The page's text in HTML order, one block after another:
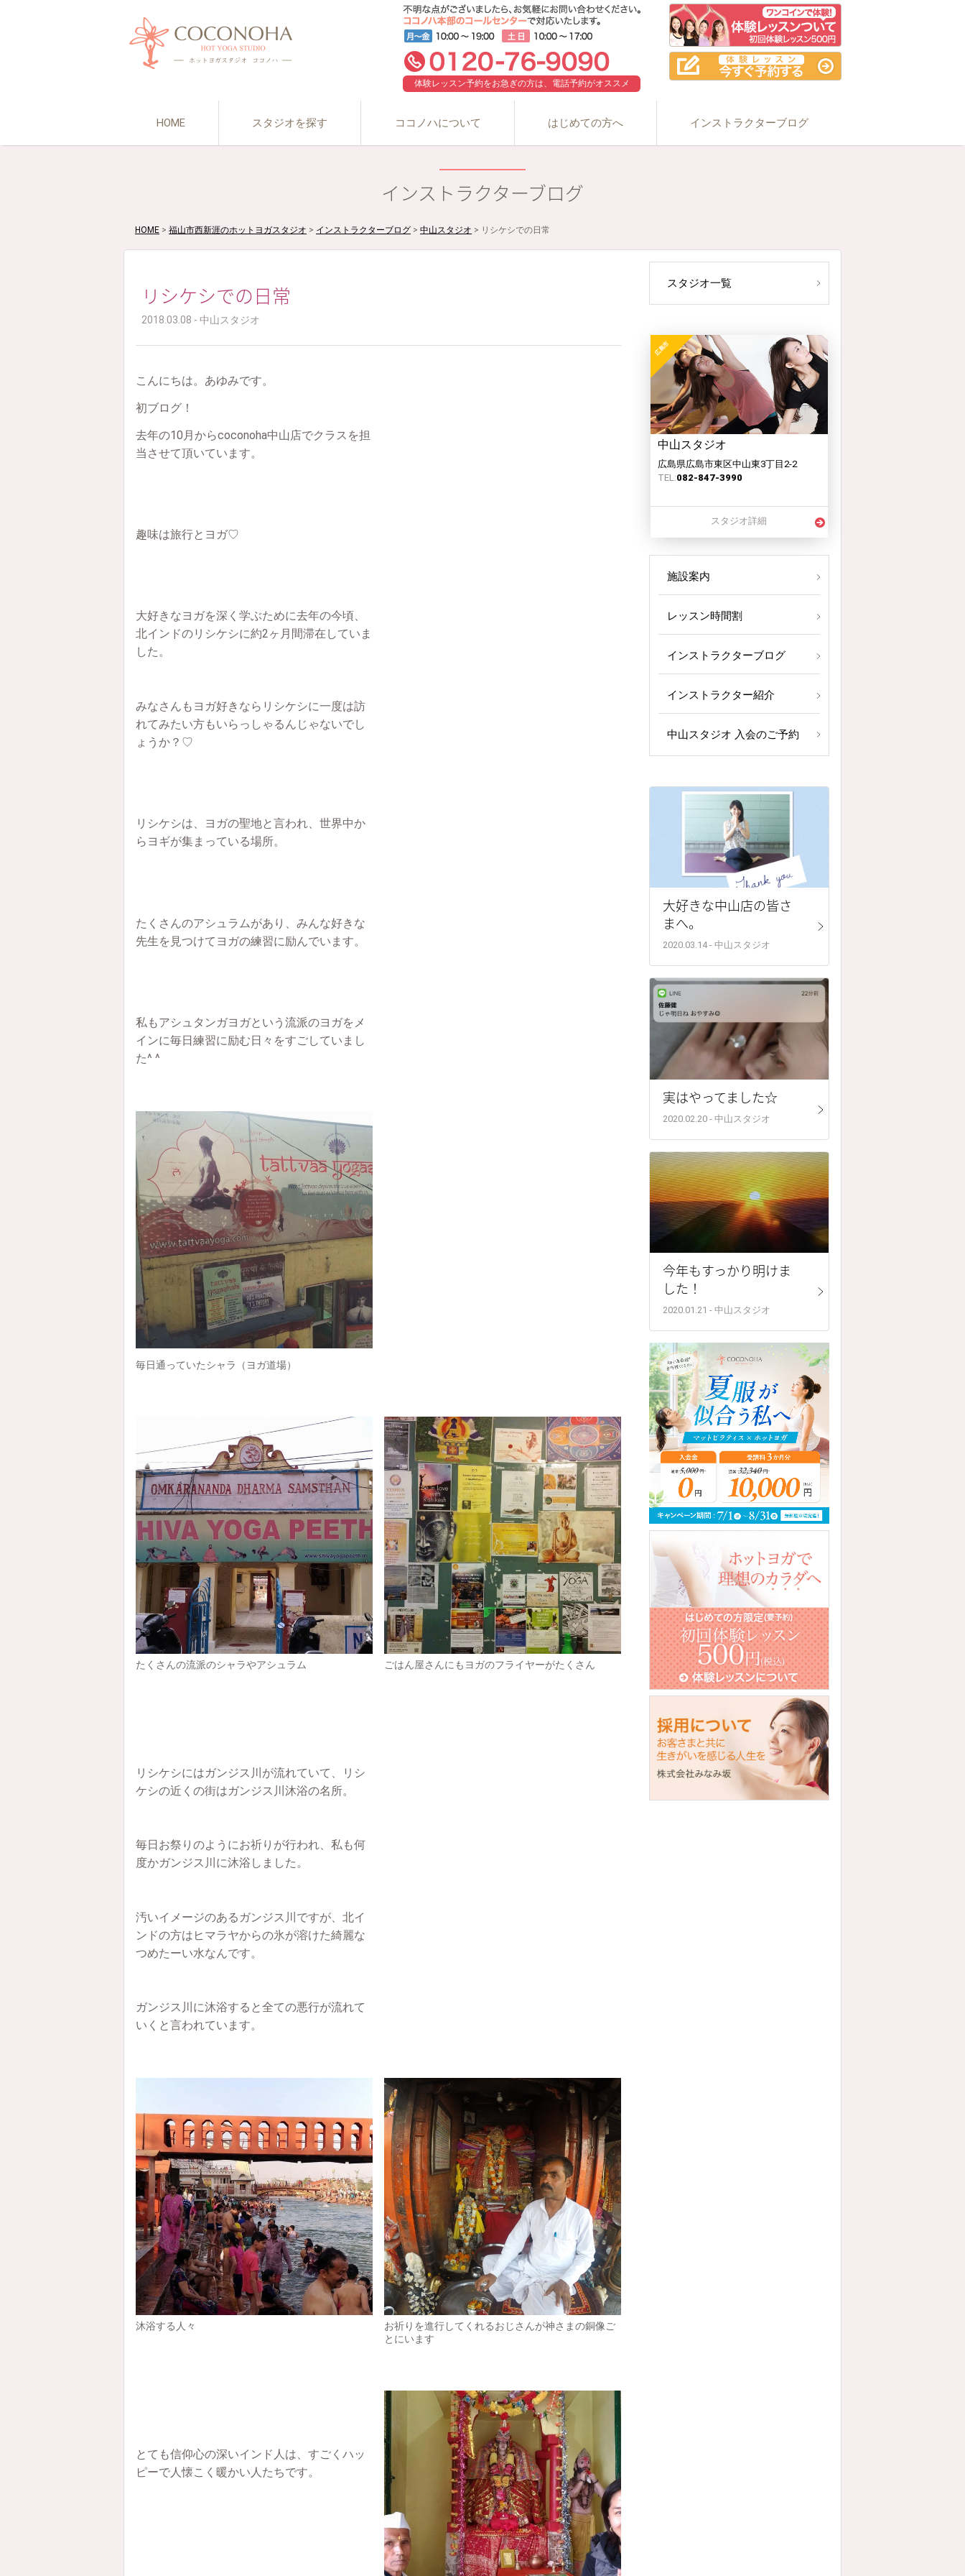
体験レッスン予約をお急ぎの方は、電話予約がオススメ
HOME スタジオを探す ココノハについて はじめての方へ インストラクターブログ
インストラクターブログ
HOME > 福山市西新涯のホットヨガスタジオ > インストラクターブログ > 中山スタジオ > リシケシでの日常
リシケシでの日常
2018.03.08 - 中山スタジオ
こんにちは。あゆみです。
初ブログ！
去年の10月からcoconoha中山店でクラスを担
当させて頂いています。
趣味は旅行とヨガ♡
大好きなヨガを深く学ぶために去年の今頃、
北インドのリシケシに約2ヶ月間滞在していま
した。
みなさんもヨガ好きならリシケシに一度は訪
れてみたい方もいらっしゃるんじゃないでし
ょうか？♡
リシケシは、ヨガの聖地と言われ、世界中か
らヨギが集まっている場所。
たくさんのアシュラムがあり、みんな好きな
先生を見つけてヨガの練習に励んでいます。
私もアシュタンガヨガという流派のヨガをメ
インに毎日練習に励む日々をすごしていまし
た^ ^
毎日通っていたシャラ（ヨガ道場）
たくさんの流派のシャラやアシュラム
リシケシにはガンジス川が流れていて、リシ
ケシの近くの街はガンジス川沐浴の名所。
毎日お祭りのようにお祈りが行われ、私も何
度かガンジス川に沐浴しました。
汚いイメージのあるガンジス川ですが、北イ
ンドの方はヒマラヤからの氷が溶けた綺麗な
つめたーい水なんです。
ガンジス川に沐浴すると全ての悪行が流れて
いくと言われています。
ごはん屋さんにもヨガのフライヤーがたくさん
沐浴する人々
お祈りを進行してくれるおじさんが神さまの銅像ご
とにいます
とても信仰心の深いインド人は、すごくハッ
ピーで人懐こく暖かい人たちです。
スタジオ一覧
中山スタジオ
広島県広島市東区中山東3丁目2-2
TEL:082-847-3990
スタジオ詳細
施設案内
レッスン時間割
インストラクターブログ
インストラクター紹介
中山スタジオ 入会のご予約
大好きな中山店の皆さ
まへ。
2020.03.14 - 中山スタジオ
実はやってました☆
2020.02.20 - 中山スタジオ
今年もすっかり明けま
した！
2020.01.21 - 中山スタジオ